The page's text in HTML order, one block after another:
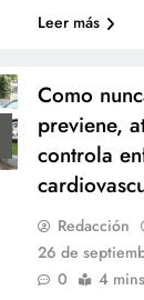
Leer más
Como
previene,
controla
Redacción
26 de
0
4 mins